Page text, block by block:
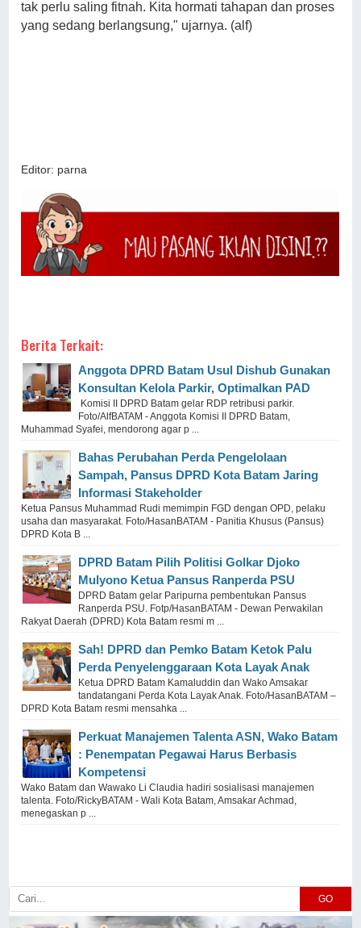
tak perlu saling fitnah. Kita hormati tahapan dan proses
yang sedang berlangsung," ujarnya. (alf)
Editor: parna
Berita Terkait:
Anggota DPRD Batam Usul Dishub Gunakan
Konsultan Kelola Parkir, Optimalkan PAD
Komisi II DPRD Batam gelar RDP retribusi parkir.
Foto/AlfBATAM - Anggota Komisi II DPRD Batam,
Muhammad Syafei, mendorong agar p ...
Bahas Perubahan Perda Pengelolaan
Sampah, Pansus DPRD Kota Batam Jaring
Informasi Stakeholder
Ketua Pansus Muhammad Rudi memimpin FGD dengan OPD, pelaku
usaha dan masyarakat. Foto/HasanBATAM - Panitia Khusus (Pansus)
DPRD Kota B ...
DPRD Batam Pilih Politisi Golkar Djoko
Mulyono Ketua Pansus Ranperda PSU
DPRD Batam gelar Paripurna pembentukan Pansus
Ranperda PSU. Fotp/HasanBATAM - Dewan Perwakilan
Rakyat Daerah (DPRD) Kota Batam resmi m ...
Sah! DPRD dan Pemko Batam Ketok Palu
Perda Penyelenggaraan Kota Layak Anak
Ketua DPRD Batam Kamaluddin dan Wako Amsakar
tandatangani Perda Kota Layak Anak. Foto/HasanBATAM –
DPRD Kota Batam resmi mensahka ...
Perkuat Manajemen Talenta ASN, Wako Batam
: Penempatan Pegawai Harus Berbasis
Kompetensi
Wako Batam dan Wawako Li Claudia hadiri sosialisasi manajemen
talenta. Foto/RickyBATAM - Wali Kota Batam, Amsakar Achmad,
menegaskan p ...
GO